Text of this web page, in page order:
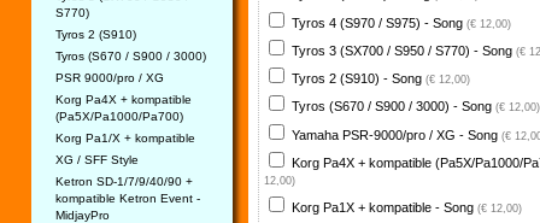
S770)
Tyros 2 (S910)
Tyros (S670 / S900 / 3000)
PSR 9000/pro / XG
Korg Pa4X + kompatible
(Pa5X/Pa1000/Pa700)
Korg Pa1/X + kompatible
XG / SFF Style
Ketron SD-1/7/9/40/90 +
kompatible Ketron Event -
MidjayPro
Tyros 4 (S970 / S975) - Song (€ 12,00)
Tyros 3 (SX700 / S950 / S770) - Song (€
Tyros 2 (S910) - Song (€ 12,00)
Tyros (S670 / S900 / 3000) - Song (€ 12,00)
Yamaha PSR-9000/pro / XG - Song (€
Korg Pa4X + kompatible (Pa5X/Pa1000/
12,00)
Korg Pa1X + kompatible - Song (€ 12,00)